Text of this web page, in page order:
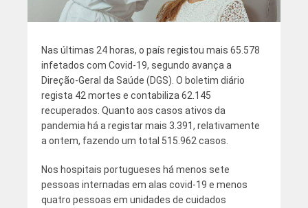
Nas últimas 24 horas, o país registou mais 65.578
infetados com Covid-19, segundo avança a
Direção-Geral da Saúde (DGS). O boletim diário
regista 42 mortes e contabiliza 62.145
recuperados. Quanto aos casos ativos da
pandemia há a registar mais 3.391, relativamente
a ontem, fazendo um total 515.962 casos.
Nos hospitais portugueses há menos sete
pessoas internadas em alas covid-19 e menos
quatro pessoas em unidades de cuidados